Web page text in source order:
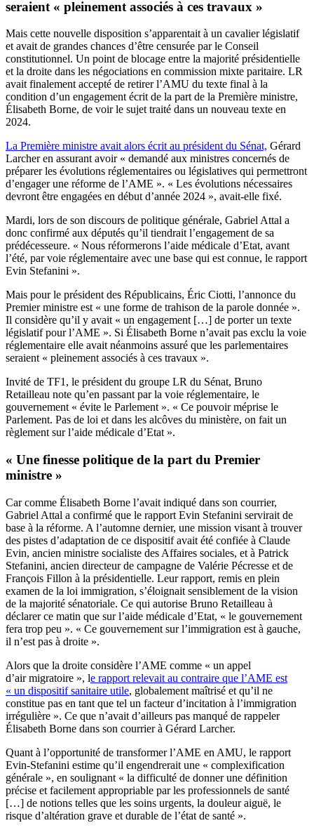
seraient « pleinement associés à ces travaux »
Mais cette nouvelle disposition s’apparentait à un cavalier législatif
et avait de grandes chances d’être censurée par le Conseil
constitutionnel. Un point de blocage entre la majorité présidentielle
et la droite dans les négociations en commission mixte paritaire. LR
avait finalement accepté de retirer l’AMU du texte final à la
condition d’un engagement écrit de la part de la Première ministre,
Élisabeth Borne, de voir le sujet traité dans un nouveau texte en
2024.
La Première ministre avait alors écrit au président du Sénat, Gérard
Larcher en assurant avoir « demandé aux ministres concernés de
préparer les évolutions réglementaires ou législatives qui permettront
d’engager une réforme de l’AME ». « Les évolutions nécessaires
devront être engagées en début d’année 2024 », avait-elle fixé.
Mardi, lors de son discours de politique générale, Gabriel Attal a
donc confirmé aux députés qu’il tiendrait l’engagement de sa
prédécesseure. « Nous réformerons l’aide médicale d’Etat, avant
l’été, par voie réglementaire avec une base qui est connue, le rapport
Evin Stefanini ».
Mais pour le président des Républicains, Éric Ciotti, l’annonce du
Premier ministre est « une forme de trahison de la parole donnée ».
Il considère qu’il y avait « un engagement […] de porter un texte
législatif pour l’AME ». Si Élisabeth Borne n’avait pas exclu la voie
réglementaire elle avait néanmoins assuré que les parlementaires
seraient « pleinement associés à ces travaux ».
Invité de TF1, le président du groupe LR du Sénat, Bruno
Retailleau note qu’en passant par la voie réglementaire, le
gouvernement « évite le Parlement ». « Ce pouvoir méprise le
Parlement. Pas de loi et dans les alcôves du ministère, on fait un
règlement sur l’aide médicale d’Etat ».
« Une finesse politique de la part du Premier
ministre »
Car comme Élisabeth Borne l’avait indiqué dans son courrier,
Gabriel Attal a confirmé que le rapport Evin Stefanini servirait de
base à la réforme. A l’automne dernier, une mission visant à trouver
des pistes d’adaptation de ce dispositif avait été confiée à Claude
Evin, ancien ministre socialiste des Affaires sociales, et à Patrick
Stefanini, ancien directeur de campagne de Valérie Pécresse et de
François Fillon à la présidentielle. Leur rapport, remis en plein
examen de la loi immigration, s’éloignait sensiblement de la vision
de la majorité sénatoriale. Ce qui autorise Bruno Retailleau à
déclarer ce matin que sur l’aide médicale d’Etat, « le gouvernement
fera trop peu ». « Ce gouvernement sur l’immigration est à gauche,
il n’est pas à droite ».
Alors que la droite considère l’AME comme « un appel
d’air migratoire », le rapport relevait au contraire que l’AME est
« un dispositif sanitaire utile, globalement maîtrisé et qu’il ne
constitue pas en tant que tel un facteur d’incitation à l’immigration
irrégulière ». Ce que n’avait d’ailleurs pas manqué de rappeler
Élisabeth Borne dans son courrier à Gérard Larcher.
Quant à l’opportunité de transformer l’AME en AMU, le rapport
Evin-Stefanini estime qu’il engendrerait une « complexification
générale », en soulignant « la difficulté de donner une définition
précise et facilement appropriable par les professionnels de santé
[…] de notions telles que les soins urgents, la douleur aiguë, le
risque d’altération grave et durable de l’état de santé ».